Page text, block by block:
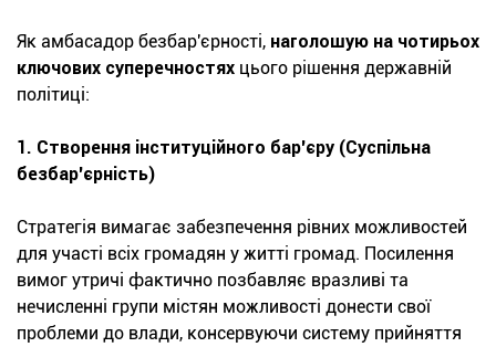
Як амбасадор безбар'єрності, наголошую на чотирьох
ключових суперечностях цього рішення державній
політиці:
1. Створення інституційного бар'єру (Суспільна
безбар'єрність)
Стратегія вимагає забезпечення рівних можливостей
для участі всіх громадян у житті громад. Посилення
вимог утричі фактично позбавляє вразливі та
нечисленні групи містян можливості донести свої
проблеми до влади, консервуючи систему прийняття